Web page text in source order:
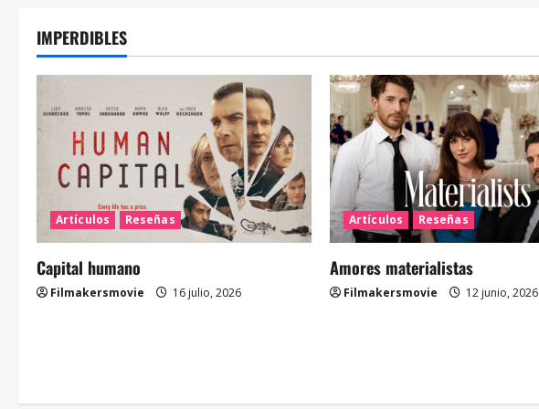
IMPERDIBLES
Artículos Reseñas
Capital humano
Filmakersmovie 16 julio, 2026
Artículos Reseñas
Amores materialistas
Filmakersmovie 12 junio, 2026